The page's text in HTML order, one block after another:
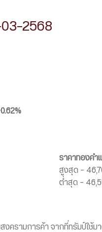
03-2568
ราคาทองคำ
สูงสุด –
ต่ำสุด –
รามการค้า จากที่ทรัมป์ใช้มา